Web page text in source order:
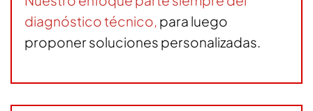
diagnóstico técnico para luego
proponer soluciones personalizadas.